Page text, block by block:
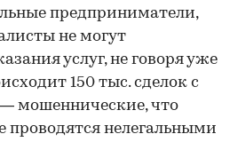
предприниматели,
не могут
услуг, не говоря уже
150 тыс. сделок с
мошеннические, что
проводятся нелегальными